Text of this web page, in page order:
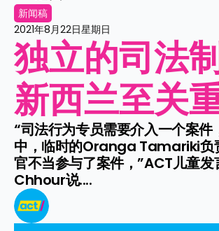
新闻稿
2021年8月22日星期日
独立的司法
新西兰至关
“司法行为专员需要介入一个案件
中，临时的Oranga Tamariki负
官不当参与了案件，”ACT儿童
Chhour说....